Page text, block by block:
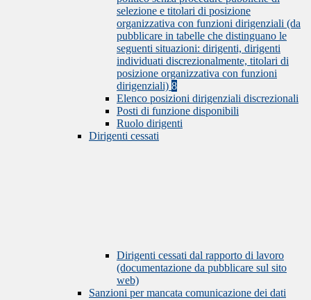
selezione e titolari di posizione
organizzativa con funzioni dirigenziali (da
pubblicare in tabelle che distinguano le
seguenti situazioni: dirigenti, dirigenti
individuati discrezionalmente, titolari di
posizione organizzativa con funzioni
dirigenziali) 8
Elenco posizioni dirigenziali discrezionali
Posti di funzione disponibili
Ruolo dirigenti
Dirigenti cessati
Dirigenti cessati dal rapporto di lavoro
(documentazione da pubblicare sul sito
web)
Sanzioni per mancata comunicazione dei dati